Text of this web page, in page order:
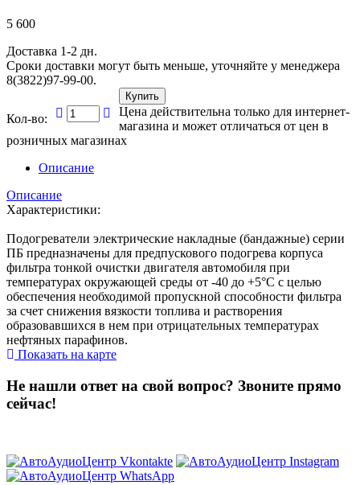
5 600
Доставка 1-2 дн.
Сроки доставки могут быть меньше, уточняйте у менеджера
8(3822)97-99-00.
Кол-во:
Купить
Цена действительна только для интернет-
магазина и может отличаться от цен в
розничных магазинах
Описание
Описание
Характеристики:
Подогреватели электрические накладные (бандажные) cерии
ПБ предназначены для предпускового подогрева корпуса
фильтра тонкой очистки двигателя автомобиля при
температурах окружающей среды от -40 до +5°С с целью
обеспечения необходимой пропускной способности фильтра
за счет снижения вязкости топлива и растворения
образовавшихся в нем при отрицательных температурах
нефтяных парафинов.
Показать на карте
Не нашли ответ на свой вопрос? Звоните прямо
сейчас!